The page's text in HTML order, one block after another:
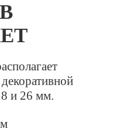
и 26 мм.